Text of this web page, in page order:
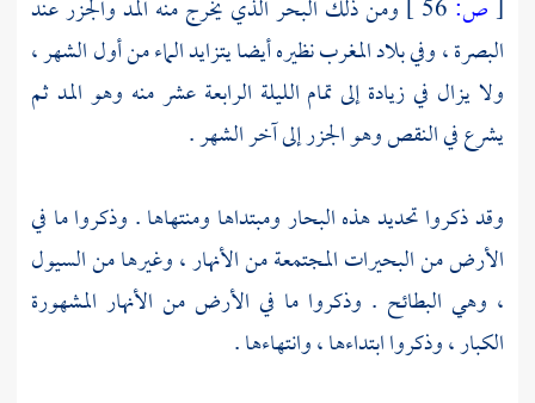
[ص:
ومن ذلك البحر الذي يخرج منه المد والجزر عند
البصرة، وفيبلاد المغربنظيره أيضا يتزايد الماء من أول الشهر ،
ولا يزال في زيادة إلى تمام الليلة الرابعة عشر منه وهو المد ثم
يشرع في النقص وهو الجزر إلى آخر الشهر .
وقد ذكروا تحديد هذه البحار ومبتداها ومنتهاها . وذكروا ما في
الأرض من البحيرات المجتمعة من الأنهار ، وغيرها من السيول
، وهي البطائح . وذكروا ما في الأرض من الأنهار المشهورة
الكبار ، وذكروا ابتداءها ، وانتهاءها .